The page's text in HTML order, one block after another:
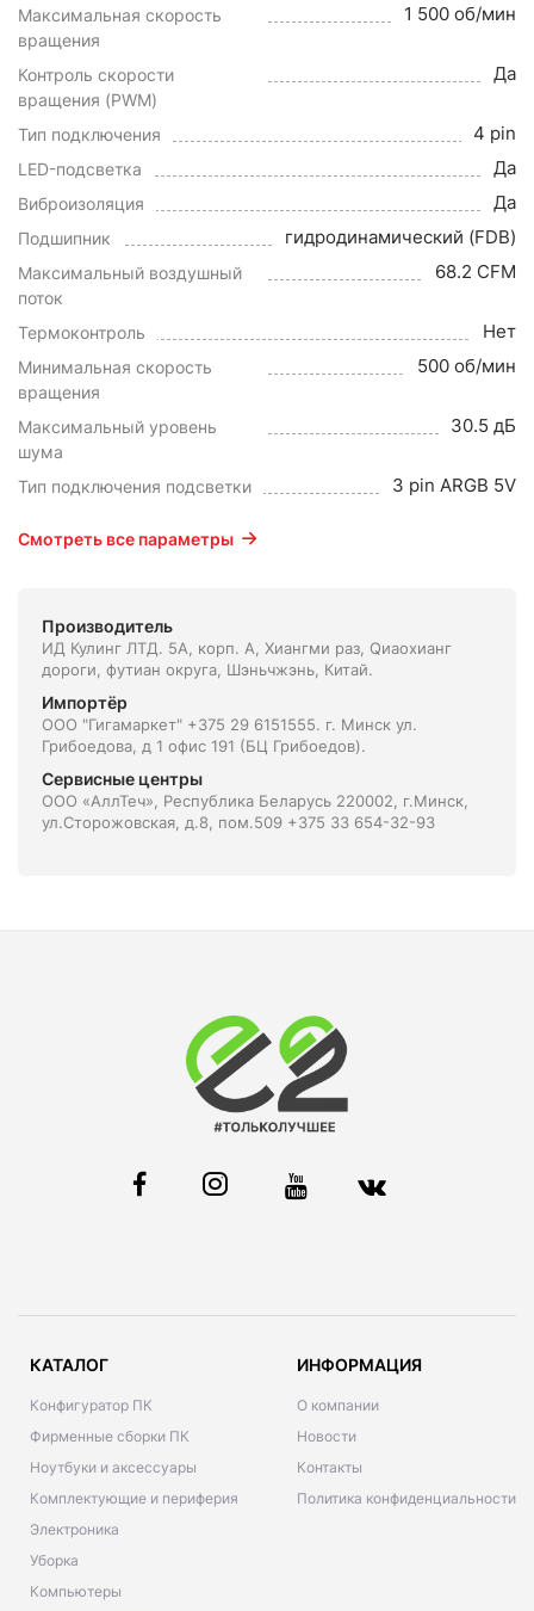
Максимальная скорость
вращения
1 500 об/мин
Контроль скорости
вращения (PWM)
Да
Тип подключения 4 pin
LED-подсветка Да
Виброизоляция Да
Подшипник гидродинамический (FDB)
Максимальный воздушный
поток
68.2 CFM
Термоконтроль Нет
Минимальная скорость
вращения
500 об/мин
Максимальный уровень
шума
30.5 дБ
Тип подключения подсветки 3 pin ARGB 5V
Смотреть все параметры
Производитель
ИД Кулинг ЛТД. 5А, корп. А, Xиангми раз, Qиаоxианг
дороги, футиан округа, Шэньчжэнь, Китай.
Импортёр
ООО "Гигамаркет" +375 29 6151555. г. Минск ул.
Грибоедова, д 1 офис 191 (БЦ Грибоедов).
Сервисные центры
ООО «АллТеч», Республика Беларусь 220002, г.Минск,
ул.Сторожовская, д.8, пом.509 +375 33 654-32-93
КАТАЛОГ
Конфигуратор ПК
Фирменные сборки ПК
Ноутбуки и аксессуары
Комплектующие и периферия
Электроника
Уборка
Компьютеры
ИНФОРМАЦИЯ
О компании
Новости
Контакты
Политика конфиденциальности